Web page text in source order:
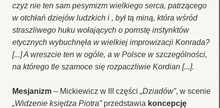
czyż nie ten sam pesymizm wielkiego serca, patrzącego
w otchłań dziejów ludzkich i , był tą miną, która wśród
straszliwego huku wołających o pomstę instynktów
etycznych wybuchnęła w wielkiej improwizacji Konrada?
[...] A wreszcie ten w ogóle, a w Polsce w szczególności,
na którego tle szamoce się rozpaczliwie Kordian [...].
Mesjanizm – Mickiewicz w III części „Dziadów”, w scenie
„Widzenie księdza Piotra”przedstawia koncepcję